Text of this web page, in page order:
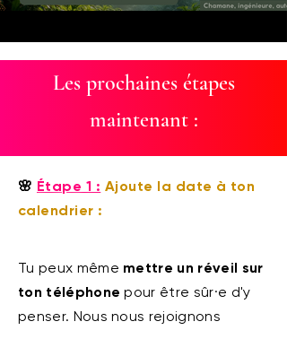
Les prochaines étapes
maintenant :
🌸 Étape 1 : Ajoute la date à ton
calendrier :
Tu peux même mettre un réveil sur
ton téléphone pour être sûr·e d'y
penser. Nous nous rejoignons